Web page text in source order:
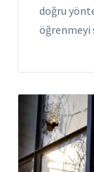
doğru
öğrenmeyi